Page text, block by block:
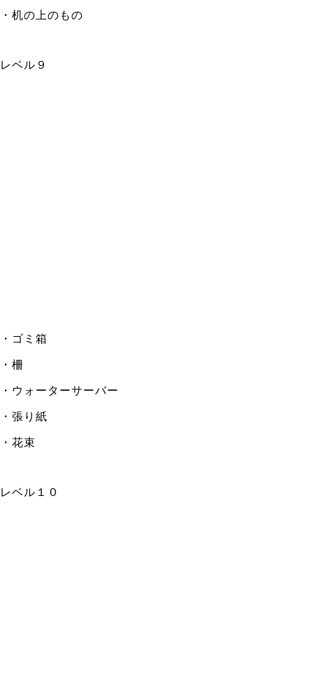
・机の上のもの
レベル９
・ゴミ箱
・柵
・ウォーターサーバー
・張り紙
・花束
レベル１０